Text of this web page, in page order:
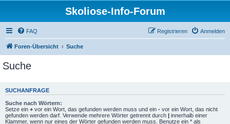
Skoliose-Info-Forum
FAQ Anmelden
Registrieren
Foren-Übersicht Suche
Suche
SUCHANFRAGE
Suche nach Wörtern:
Setze ein + vor ein Wort, das gefunden werden muss und ein - vor ein Wort, das nicht
gefunden werden darf. Verwende mehrere Wörter getrennt durch | innerhalb einer
Klammer, wenn nur eines der Wörter gefunden werden muss. Benutze ein * als